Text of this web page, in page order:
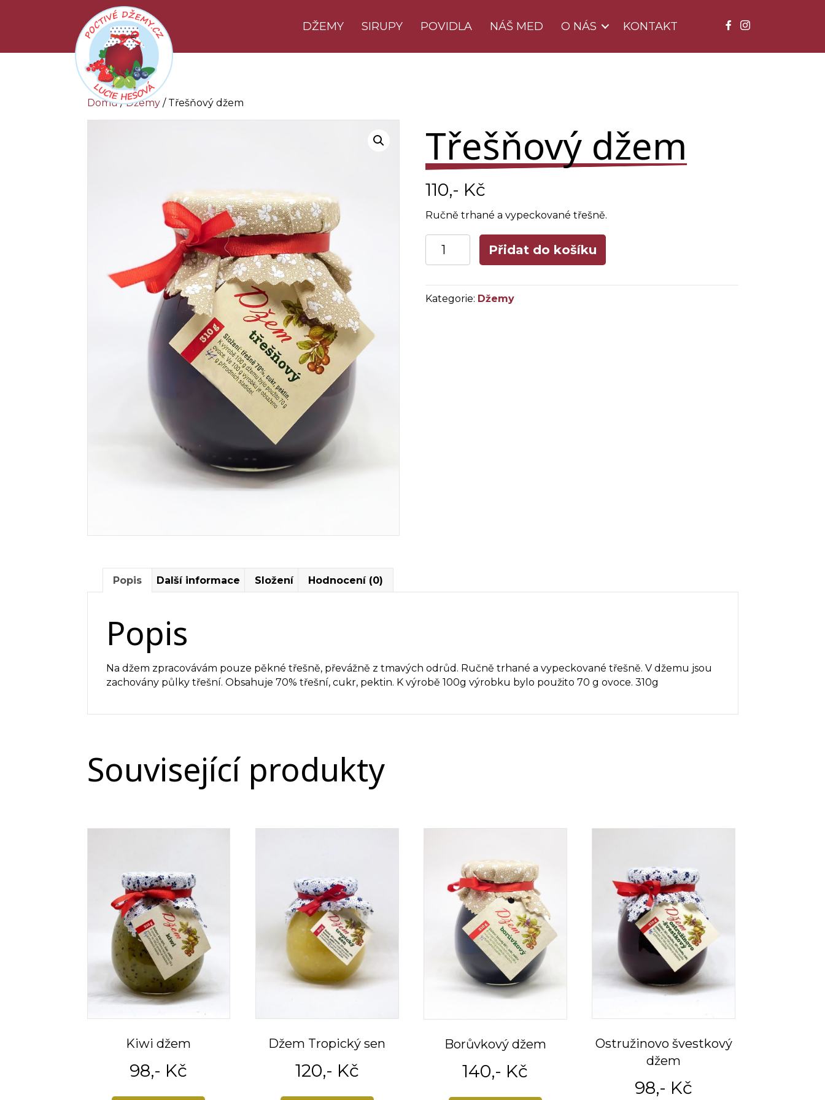
DŽEMY SIRUPY POVIDLA NÁŠ MED O NÁS KONTAKT
Domů/Džemy/ Třešňový džem
Třešňový džem
110,- Kč
Ručně trhané a vypeckované třešně.
džem
množství
Přidat do košíku
Kategorie: Džemy
Popis Další informace Složení Hodnocení (0)
Popis
Na džem zpracovávám pouze pěkné třešně, převážně z tmavých odrůd. Ručně trhané a vypeckované třešně. V džemu jsou
zachovány půlky třešní. Obsahuje 70% třešní, cukr, pektin. K výrobě 100g výrobku bylo použito 70 g ovoce. 310g
Související produkty
Kiwi džem
98,- Kč
Džem Tropický sen
120,- Kč
Borůvkový džem
140,- Kč
Ostružinovo švestkový
džem
98,- Kč